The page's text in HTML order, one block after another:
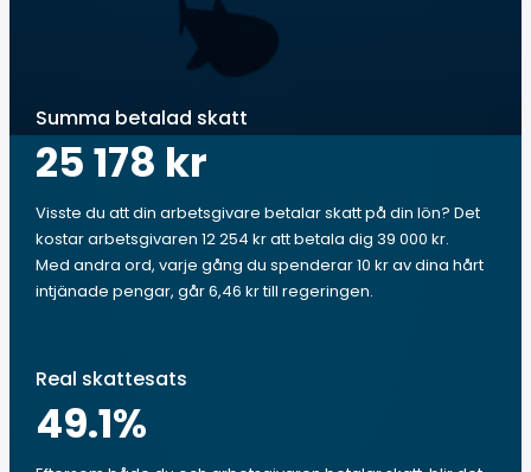
Summa betalad skatt
25 178 kr
Visste du att din arbetsgivare betalar skatt på din lön? Det
kostar arbetsgivaren 12 254 kr att betala dig 39 000 kr.
Med andra ord, varje gång du spenderar 10 kr av dina hårt
intjänade pengar, går 6,46 kr till regeringen.
Real skattesats
49.1%